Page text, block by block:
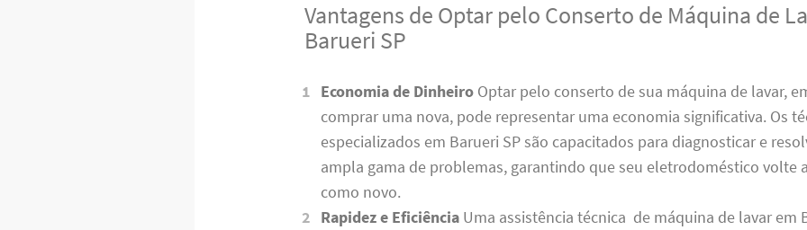
Vantagens de Optar pelo Conserto de Máquina de
Barueri SP
Economia de DinheiroOptar pelo conserto de sua máquina de lavar,
comprar uma nova, pode representar uma economia significativa. Os
especializados em Barueri SP são capacitados para diagnosticar e
ampla gama de problemas, garantindo que seu eletrodoméstico volte
como novo.
Rapidez e EficiênciaUma assistência técnica de máquina de lavar em